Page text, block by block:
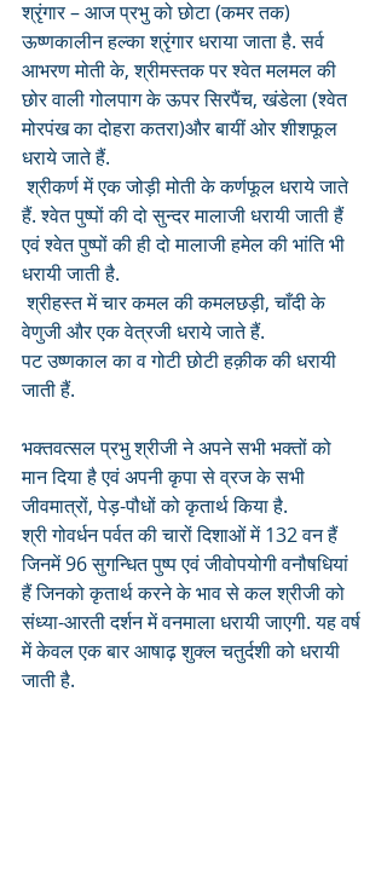
श्रृंगार – आज प्रभु को छोटा (कमर तक)
ऊष्णकालीन हल्का श्रृंगार धराया जाता है. सर्व
आभरण मोती के, श्रीमस्तक पर श्वेत मलमल की
छोर वाली गोलपाग के ऊपर सिरपैंच, खंडेला (श्वेत
मोरपंख का दोहरा कतरा)और बायीं ओर शीशफूल
धराये जाते हैं.
श्रीकर्ण में एक जोड़ी मोती के कर्णफूल धराये जाते
हैं. श्वेत पुष्पों की दो सुन्दर मालाजी धरायी जाती हैं
एवं श्वेत पुष्पों की ही दो मालाजी हमेल की भांति भी
धरायी जाती है.
श्रीहस्त में चार कमल की कमलछड़ी, चाँदी के
वेणुजी और एक वेत्रजी धराये जाते हैं.
पट उष्णकाल का व गोटी छोटी हक़ीक की धरायी
जाती हैं.
भक्तवत्सल प्रभु श्रीजी ने अपने सभी भक्तों को
मान दिया है एवं अपनी कृपा से व्रज के सभी
जीवमात्रों, पेड़-पौधों को कृतार्थ किया है.
श्री गोवर्धन पर्वत की चारों दिशाओं में 132 वन हैं
जिनमें 96 सुगन्धित पुष्प एवं जीवोपयोगी वनौषधियां
हैं जिनको कृतार्थ करने के भाव से कल श्रीजी को
संध्या-आरती दर्शन में वनमाला धरायी जाएगी. यह वर्ष
में केवल एक बार आषाढ़ शुक्ल चतुर्दशी को धरायी
जाती है.